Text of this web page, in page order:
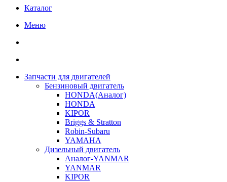
Каталог
Меню
Запчасти для двигателей
Бензиновый двигатель
HONDA(Aналог)
HONDA
KIPOR
Briggs & Stratton
Robin-Subaru
YAMAHA
Дизельный двигатель
Аналог-YANMAR
YANMAR
KIPOR